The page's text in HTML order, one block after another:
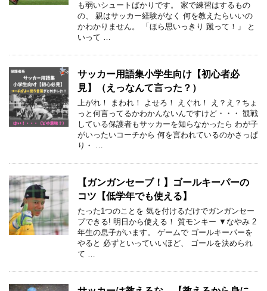
も弱いシュートばかりです。 家で練習はするもの
の、 親はサッカー経験がなく 何を教えたらいいの
かわかりません。 「ほら思いっきり 蹴って！」 と
いって …
サッカー用語集小学生向け【初心者必
見】（えっなんて言った？）
上がれ！ まわれ！ よせろ！ えぐれ！ え？え？ちょ
っと何言ってるかわかんないんですけど・・・ 観戦
している保護者もサッカーを知らなかったら わが子
がいったいコーチから 何を言われているのかさっぱ
り・ …
【ガンガンセーブ！】ゴールキーパーの
コツ【低学年でも使える】
たった1つのことを 気を付けるだけでガンガンセー
ブできる! 明日から使える！ 質モンキー ▼なやみ 2
年生の息子がいます。 ゲームで ゴールキーパーを
やると 必ずといっていいほど、 ゴールを決められ
て …